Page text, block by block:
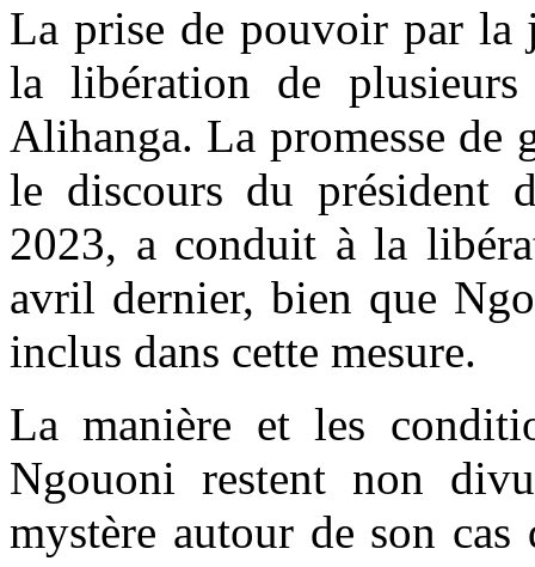
La prise de pouvoir par la
la libération de
Alihanga. La promesse de
le discours du président
2023, a conduit à la
avril dernier, bien que
inclus dans cette mesure.
La manière et les
Ngouoni restent non
mystère autour de son